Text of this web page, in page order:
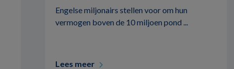
Engelse miljonairs stellen voor om hun
vermogen boven de 10 miljoen pond ...
Lees meer